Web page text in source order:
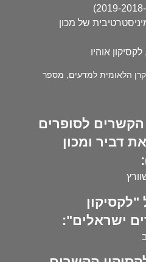
של מכון
לקסיקון אוהיו
הלאומית למדעים, מספר
הקשרים לסופרים
דביר ומכון
ישראלים":